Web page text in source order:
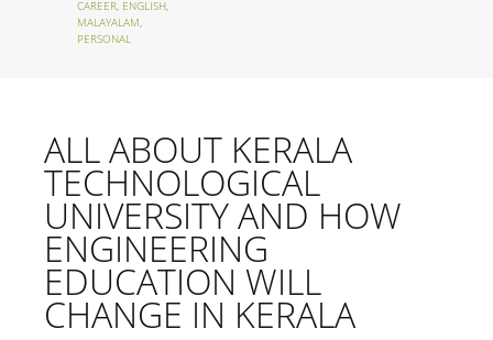
CAREER, ENGLISH,
MALAYALAM,
PERSONAL
ALL ABOUT KERALA
TECHNOLOGICAL
UNIVERSITY AND HOW
ENGINEERING
EDUCATION WILL
CHANGE IN KERALA